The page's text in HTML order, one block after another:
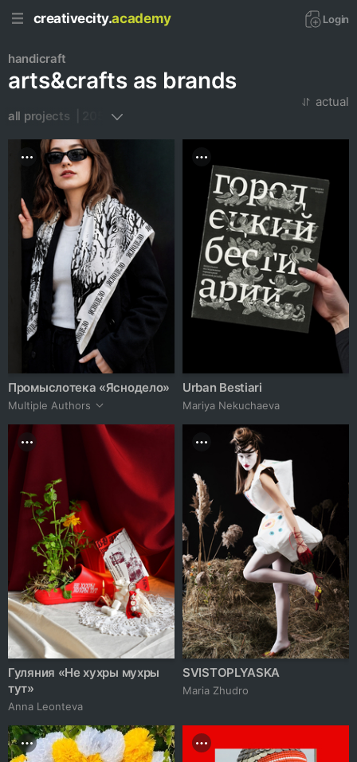
creativecity.academy Login
handicraft
arts&crafts as brands
all projects  | 205
actual
Промыслотека «Яснодело»
Multiple Authors
Urban Bestiari
Mariya Nekuchaeva
Гуляния «Не хухры мухры
тут»
Anna Leonteva
SVISTOPLYASKA
Maria Zhudro